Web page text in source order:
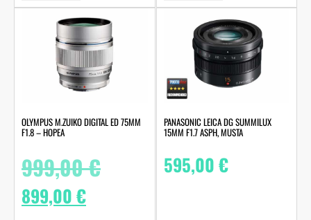
OLYMPUS M.ZUIKO DIGITAL ED 75MM
F1.8 – HOPEA
999,00€
899,00€
PANASONIC LEICA DG SUMMILUX
15MM F1.7 ASPH, MUSTA
595,00€